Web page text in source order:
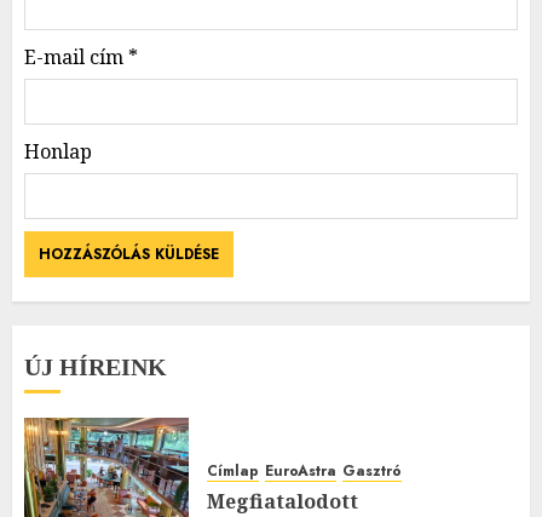
E-mail cím *
Honlap
ÚJ HÍREINK
Címlap EuroAstra Gasztró
Megfiatalodott